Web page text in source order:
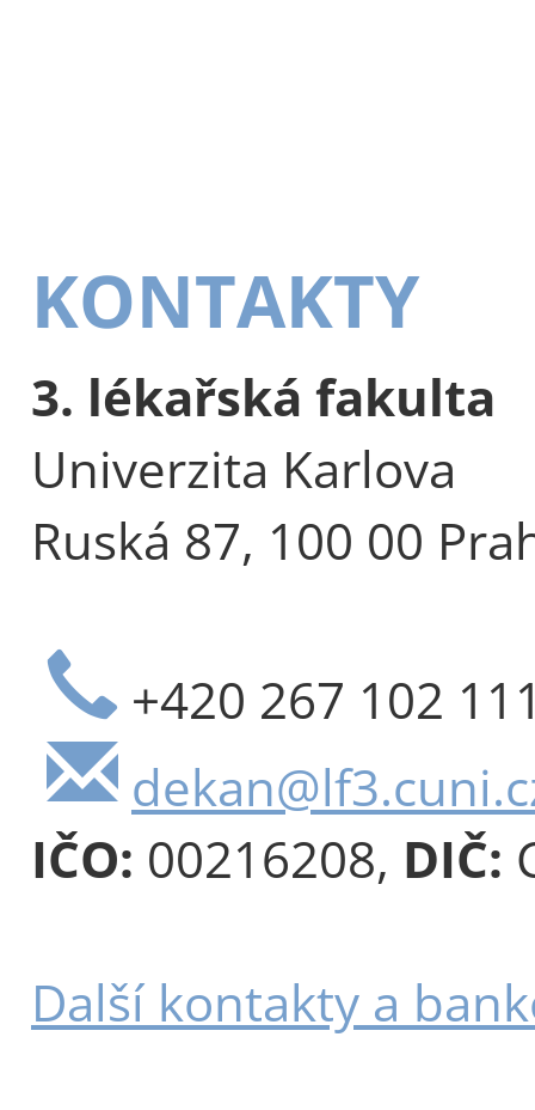
KONTAKTY
3. lékařská fakulta
Univerzita Karlova
Ruská 87, 100 00
+420 267 102
IČO: 00216208, DIČ:
Další kontakty a